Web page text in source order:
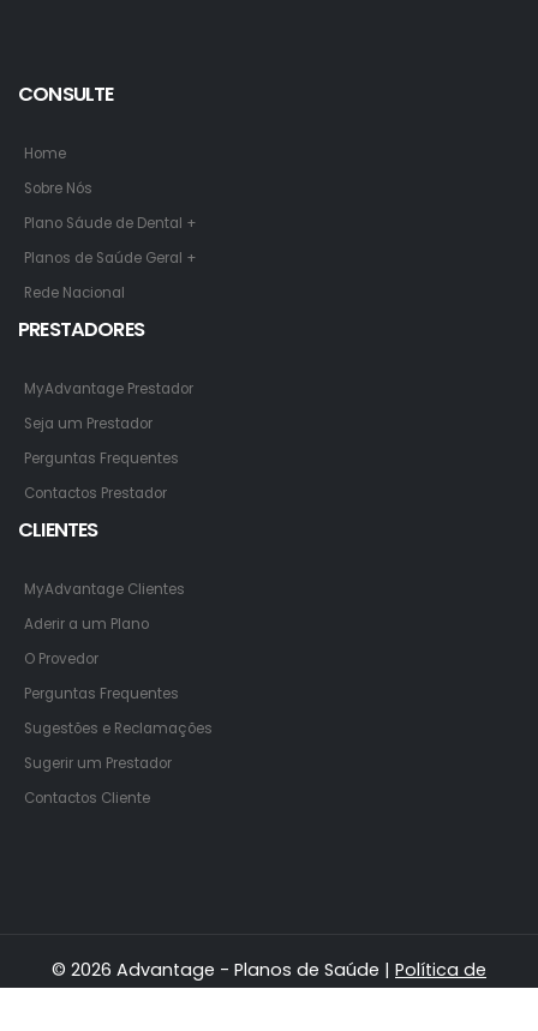
CONSULTE
Home
Sobre Nós
Plano Sáude de Dental +
Planos de Saúde Geral +
Rede Nacional
PRESTADORES
MyAdvantage Prestador
Seja um Prestador
Perguntas Frequentes
Contactos Prestador
CLIENTES
MyAdvantage Clientes
Aderir a um Plano
O Provedor
Perguntas Frequentes
Sugestões e Reclamações
Sugerir um Prestador
Contactos Cliente
© 2026 Advantage - Planos de Saúde | Política de